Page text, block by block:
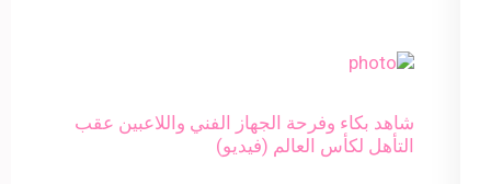
شاهد بكاء وفرحة الجهاز الفني واللاعبين عقب
التأهل لكأس العالم (فيديو)